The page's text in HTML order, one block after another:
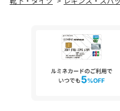
画像の商品はサンプルです
■カラーについては、可能
をおこなっておりますが、
が違って見える場合があり
などの環境により、若干製
います。現物と画像のカラ